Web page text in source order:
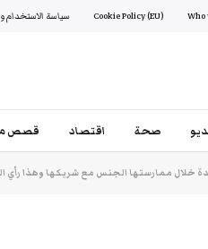
Cookie Policy (EU) سياسة الاستخدام
صحة اقتصاد قصص
خلال ممارستها الجنس مع شريكها وهذا رأي